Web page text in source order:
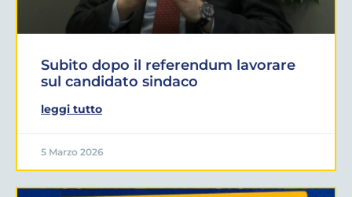
Subito dopo il referendum lavorare
sul candidato sindaco
leggi tutto
5 Marzo 2026